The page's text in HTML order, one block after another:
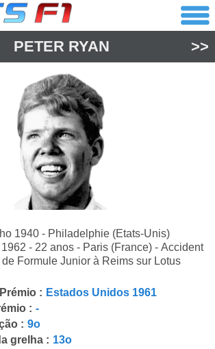
PETER RYAN >>
1940 - Philadelphie (Etats-Unis)
- 22 anos - Paris (France) - Accident
Formule Junior à Reims sur Lotus
: Estados Unidos 1961
: -
: 9o
grelha : 13o